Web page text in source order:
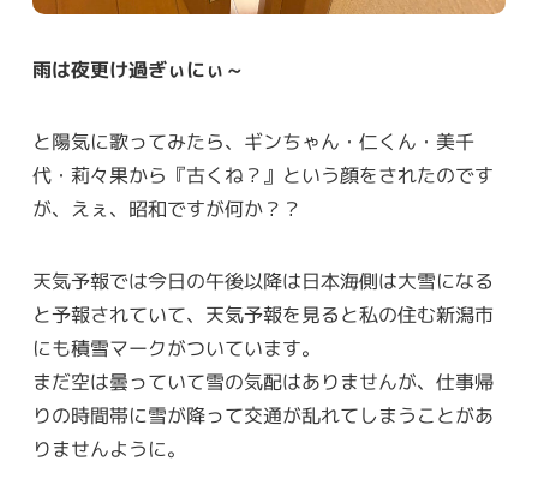
雨は夜更け過ぎぃにぃ～
と陽気に歌ってみたら、ギンちゃん・仁くん・美千
代・莉々果から『古くね？』という顔をされたのです
が、えぇ、昭和ですが何か？？
天気予報では今日の午後以降は日本海側は大雪になる
と予報されていて、天気予報を見ると私の住む新潟市
にも積雪マークがついています。
まだ空は曇っていて雪の気配はありませんが、仕事帰
りの時間帯に雪が降って交通が乱れてしまうことがあ
りませんように。